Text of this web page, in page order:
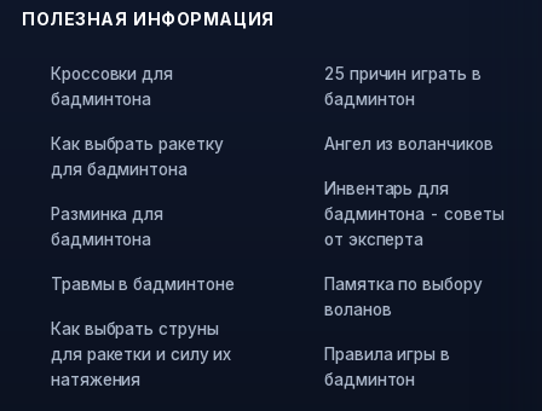
ПОЛЕЗНАЯ ИНФОРМАЦИЯ
Кроссовки для
бадминтона
Как выбрать ракетку
для бадминтона
Разминка для
бадминтона
Травмы в бадминтоне
Как выбрать струны
для ракетки и силу их
натяжения
25 причин играть в
бадминтон
Ангел из воланчиков
Инвентарь для
бадминтона - советы
от эксперта
Памятка по выбору
воланов
Правила игры в
бадминтон